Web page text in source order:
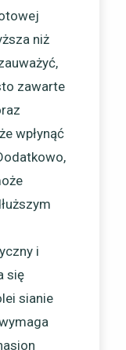
niż
zawarte
wpłynąć
i
się
sianie